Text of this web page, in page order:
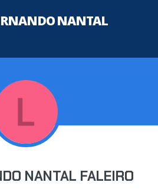
NANTAL
NANTAL FALEIRO